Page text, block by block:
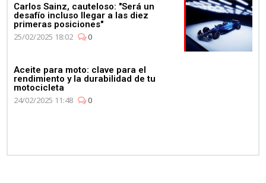
Carlos Sainz, cauteloso: "Será un
desafío incluso llegar a las diez
primeras posiciones"
25/02/2025 18:02
0
Aceite para moto: clave para el
rendimiento y la durabilidad de tu
motocicleta
24/02/2025 11:48
0